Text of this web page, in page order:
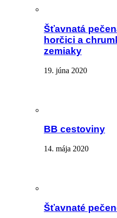
Šťavnatá
horčici a
zemiaky
19. júna 2020
BB cestoviny
14. mája 2020
Šťavnaté